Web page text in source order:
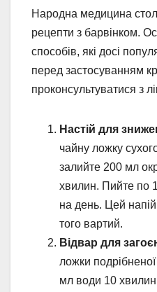
Народна медицина
рецепти з барвінком.
способів, які досі
перед застосуванням
проконсультуватися з
Настій для
чайну ложку
залийте 200 мл
хвилин. Пийте по
на день. Цей
того вартий.
Відвар для
ложки
мл води 10